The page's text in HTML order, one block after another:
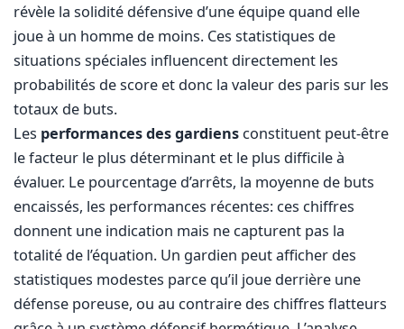
révèle la solidité défensive d’une équipe quand elle
joue à un homme de moins. Ces statistiques de
situations spéciales influencent directement les
probabilités de score et donc la valeur des paris sur les
totaux de buts.
Les performances des gardiens constituent peut-être
le facteur le plus déterminant et le plus difficile à
évaluer. Le pourcentage d’arrêts, la moyenne de buts
encaissés, les performances récentes: ces chiffres
donnent une indication mais ne capturent pas la
totalité de l’équation. Un gardien peut afficher des
statistiques modestes parce qu’il joue derrière une
défense poreuse, ou au contraire des chiffres flatteurs